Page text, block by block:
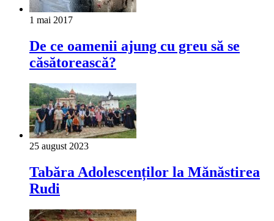
1 mai 2017
De ce oamenii ajung cu greu să se
căsătorească?
25 august 2023
Tabăra Adolescenților la Mănăstirea
Rudi